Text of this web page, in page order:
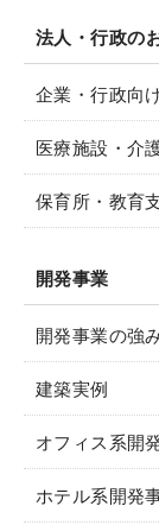
法人・行政の
企業・行政向
医療施設・介
保育所・教育
開発事業
開発事業の強
建築実例
オフィス系開
ホテル系開発